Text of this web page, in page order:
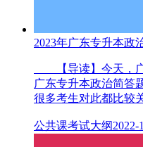
2023年广东专升本政
【导读】今天，广
广东专升本政治简答
很多考生对此都比较
公共课考试大纲2022-